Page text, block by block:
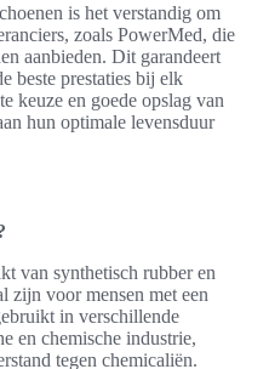
is het verstandig om
zoals PowerMed, die
aanbieden. Dit garandeert
beste prestaties bij elk
keuze en goede opslag van
hun optimale levensduur
van synthetisch rubber en
zijn voor mensen met een
in verschillende
en chemische industrie,
tegen chemicaliën.